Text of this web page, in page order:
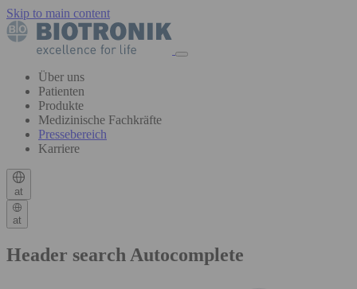
Skip to main content
Über uns
Patienten
Produkte
Medizinische Fachkräfte
Pressebereich
Karriere
at
at
Header search Autocomplete